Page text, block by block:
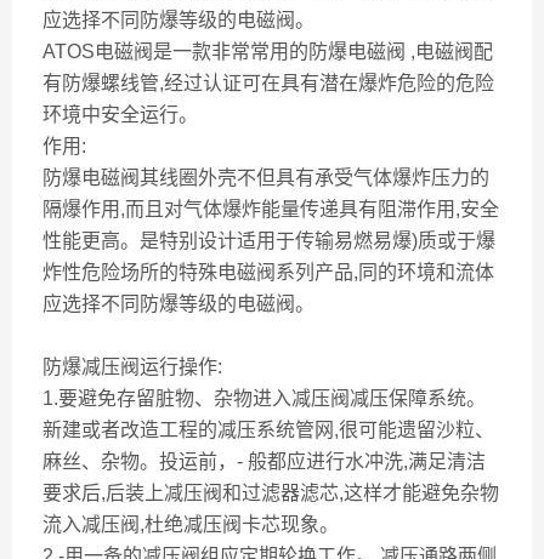
应选择不同防爆等级的电磁阀。
ATOS电磁阀是一款非常常用的防爆电磁阀 ,电磁阀配
有防爆螺线管,经过认证可在具有潜在爆炸危险的危险
环境中安全运行。
作用:
防爆电磁阀其线圈外壳不但具有承受气体爆炸压力的
隔爆作用,而且对气体爆炸能量传递具有阻滞作用,安全
性能更高。是特别设计适用于传输易燃易爆)质或于爆
炸性危险场所的特殊电磁阀系列产品,同的环境和流体
应选择不同防爆等级的电磁阀。
防爆减压阀运行操作:
1.要避免存留脏物、杂物进入减压阀减压保障系统。
新建或者改造工程的减压系统管网,很可能遗留沙粒、
麻丝、杂物。投运前，- 般都应进行水冲洗,满足清洁
要求后,后装上减压阀和过滤器滤芯,这样才能避免杂物
流入减压阀,杜绝减压阀卡芯现象。